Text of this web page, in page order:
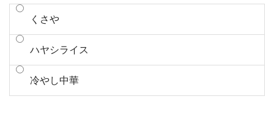
くさや
ハヤシライス
冷やし中華